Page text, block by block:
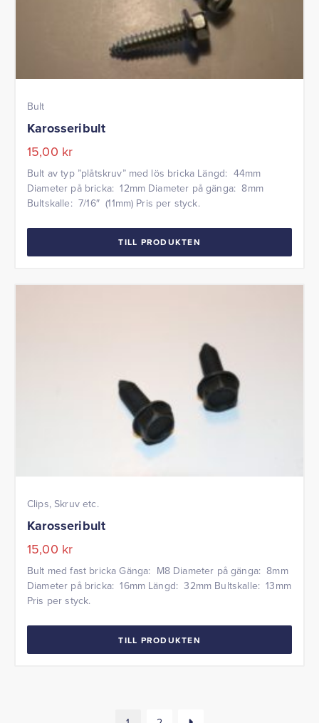
Bult
Karosseribult
15,00 kr
Bult av typ ”plåtskruv” med lös bricka Längd: 44mm
Diameter på bricka: 12mm Diameter på gänga: 8mm
Bultskalle: 7/16″ (11mm) Pris per styck.
TILL PRODUKTEN
Clips, Skruv etc.
Karosseribult
15,00 kr
Bult med fast bricka Gänga: M8 Diameter på gänga: 8mm
Diameter på bricka: 16mm Längd: 32mm Bultskalle: 13mm
Pris per styck.
TILL PRODUKTEN